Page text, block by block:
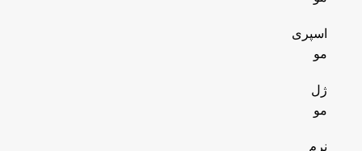
اسپری
مو
ژل
مو
نرم